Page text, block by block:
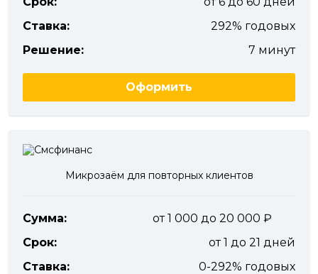
Ставка:
292% годовых
Решение:
7 минут
Оформить
Микрозаём для повторных клиентов
Сумма:
от 1 000 до 20 000
Срок:
от 1 до 21 дней
Ставка:
0-292% годовых